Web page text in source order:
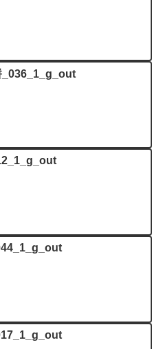
_036_1_g_out